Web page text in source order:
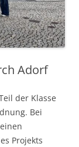
Adorf
der Klasse
Bei
Projekts